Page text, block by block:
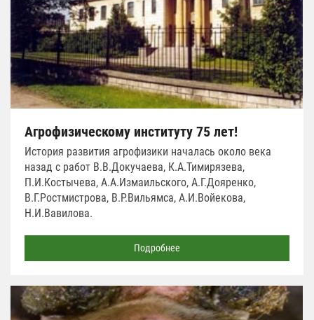
Агрофизическому институту 75 лет!
История развития агрофизики началась около века
назад с работ В.В.Докучаева, К.А.Тимирязева,
П.И.Костычева, А.А.Измаильского, А.Г.Дояренко,
В.Г.Ростмистрова, В.Р.Вильямса, А.И.Войекова,
Н.И.Вавилова.
Подробнее